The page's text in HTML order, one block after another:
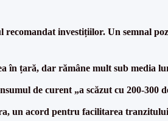
recomandat investițiilor. Un semnal
în țară, dar rămâne mult sub media
de curent „a scăzut cu 200-300
un acord pentru facilitarea